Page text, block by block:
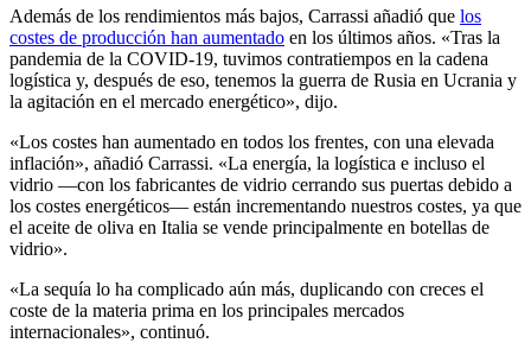
Además de los rendimientos más bajos, Carrassi añadió que los
costes de producción han aumentado en los últimos años. «Tras la
pandemia de la COVID-19, tuvimos contratiempos en la cadena
logística y, después de eso, tenemos la guerra de Rusia en Ucrania y
la agitación en el mercado energético», dijo.
«Los costes han aumentado en todos los frentes, con una elevada
inflación», añadió Carrassi. «La energía, la logística e incluso el
vidrio —con los fabricantes de vidrio cerrando sus puertas debido a
los costes energéticos— están incrementando nuestros costes, ya que
el aceite de oliva en Italia se vende principalmente en botellas de
vidrio».
«La sequía lo ha complicado aún más, duplicando con creces el
coste de la materia prima en los principales mercados
internacionales», continuó.